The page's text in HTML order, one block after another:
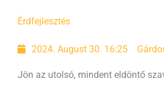
Érdfejlesztés
2024. August 30. 16:25
Jön az utolsó, mindent eldöntő